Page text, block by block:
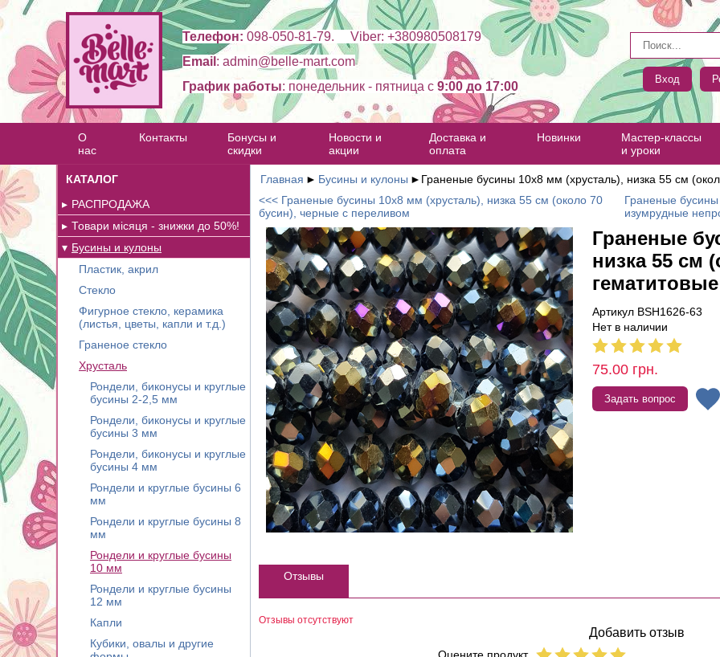
Телефон: 098-050-81-79. Viber: +380980508179
Email : admin@belle-mart.com
График работы: понедельник - пятница c 9:00 до 17:00
Вход
О
нас
Контакты
Бонусы и
скидки
Новости и
акции
Доставка и
оплата
Новинки
Мастер-классы
и уроки
КАТАЛОГ
РАСПРОДАЖА
Товари місяця - знижки до 50%!
Бусины и кулоны
Пластик, акрил
Стекло
Фигурное стекло, керамика
(листья, цветы, капли и т.д.)
Граненое стекло
Хрусталь
Рондели, биконусы и круглые
бусины 2-2,5 мм
Рондели, биконусы и круглые
бусины 3 мм
Рондели, биконусы и круглые
бусины 4 мм
Рондели и круглые бусины 6
мм
Рондели и круглые бусины 8
мм
Рондели и круглые бусины
10 мм
Рондели и круглые бусины
12 мм
Капли
Кубики, овалы и другие
Главная ► Бусины и кулоны ► Граненые бусины 10х8 мм (хрусталь), низка 55 см
<<< Граненые бусины 10х8 мм (хрусталь), низка 55 см (около 70
бусин), черные с переливом
Граненые бусины
изумрудные
Граненые
низка 55 см
Артикул BSH1626-63
Нет в наличии
75.00 грн.
Задать вопрос
Отзывы
Отзывы отсутствуют
Добавить отзыв